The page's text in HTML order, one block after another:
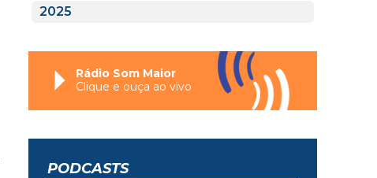
2025
Rádio Som Maior
Clique e ouça ao vivo
PODCASTS